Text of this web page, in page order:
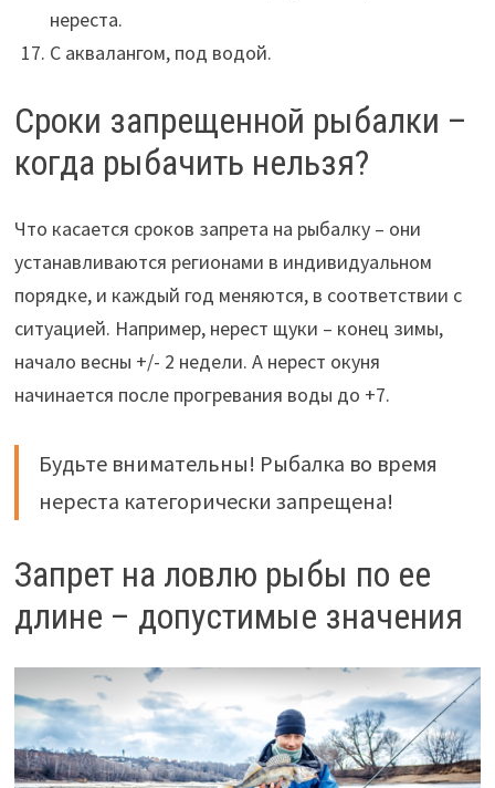
нереста.
С аквалангом, под водой.
Сроки запрещенной рыбалки –
когда рыбачить нельзя?
Что касается сроков запрета на рыбалку – они
устанавливаются регионами в индивидуальном
порядке, и каждый год меняются, в соответствии с
ситуацией. Например, нерест щуки – конец зимы,
начало весны +/- 2 недели. А нерест окуня
начинается после прогревания воды до +7.
Будьте внимательны! Рыбалка во время
нереста категорически запрещена!
Запрет на ловлю рыбы по ее
длине – допустимые значения